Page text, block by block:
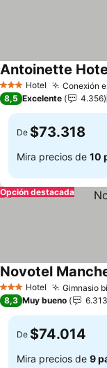
3 Estrellas
Hotel Conexión
Antoinette
8,5 Excelente 4.356
De $73.318
Mira precios de 10
Opción destacada
3 Estrellas
Hotel Gimnasio
Novotel
8,3 Muy bueno 6.313
De $74.014
Mira precios de 9